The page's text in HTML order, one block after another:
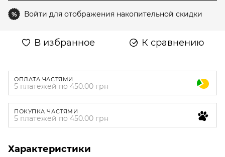
% Войти для отображения накопительной скидки
В избранное К сравнению
ОПЛАТА ЧАСТЯМИ
5 платежей по 450.00 грн
ПОКУПКА ЧАСТЯМИ
5 платежей по 450.00 грн
Характеристики